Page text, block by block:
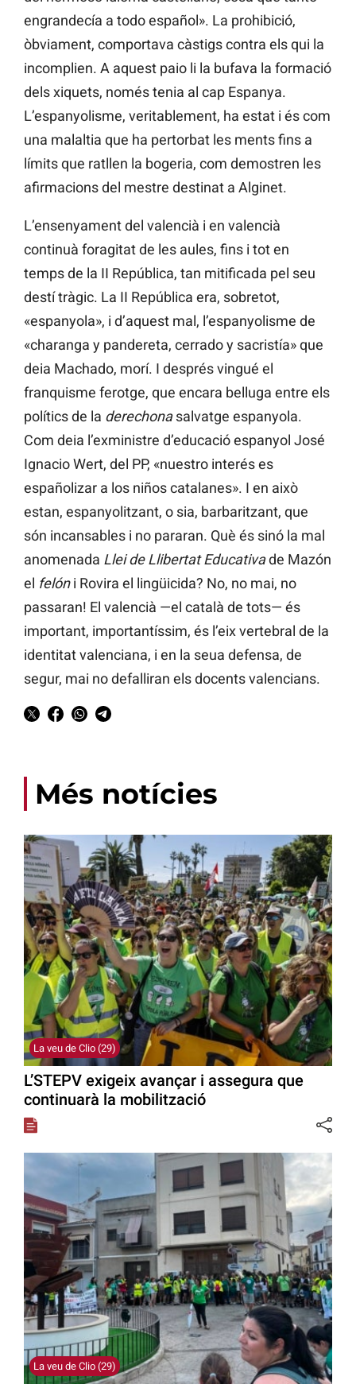
engrandecía a todo español». La prohibició,
òbviament, comportava càstigs contra els qui la
incomplien. A aquest paio li la bufava la formació
dels xiquets, només tenia al cap Espanya.
L’espanyolisme, veritablement, ha estat i és com
una malaltia que ha pertorbat les ments fins a
límits que ratllen la bogeria, com demostren les
afirmacions del mestre destinat a Alginet.
L’ensenyament del valencià i en valencià
continuà foragitat de les aules, fins i tot en
temps de la II República, tan mitificada pel seu
destí tràgic. La II República era, sobretot,
«espanyola», i d’aquest mal, l’espanyolisme de
«charanga y pandereta, cerrado y sacristía» que
deia Machado, morí. I després vingué el
franquisme ferotge, que encara belluga entre els
polítics de la derechonasalvatge espanyola.
Com deia l’exministre d’educació espanyol José
Ignacio Wert, del PP, «nuestro interés es
españolizar a los niños catalanes». I en això
estan, espanyolitzant, o sia, barbaritzant, que
són incansables i no pararan. Què és sinó la mal
anomenada Llei de Llibertat Educativade Mazón
el felóni Rovira el lingüicida? No, no mai, no
passaran! El valencià —el català de tots— és
important, importantíssim, és l’eix vertebral de la
identitat valenciana, i en la seua defensa, de
segur, mai no defalliran els docents valencians.
Més notícies
La veu de Clio (29)
L’STEPV exigeix avançar i assegura que
continuarà la mobilització
La veu de Clio (29)